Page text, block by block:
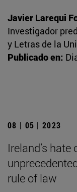
Javier Larequi
Investigador
y Letras de la
Publicado en:
08 | 05 | 2023
Ireland’s
rule of law